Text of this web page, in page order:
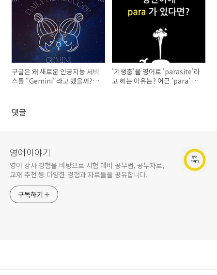
구글은 왜 새로운 인공지능 서비
스를 "Gemini"라고 했을까? -
'기생충'을 영어로 'parasite'라
고 하는 이유는? 어근 'para' 영
댓글
영어이야기
영어 강사 경험을 바탕으로 시험 대비 공부법, 공부자료,
교재 추천 등 다양한 경험과 자료들을 공유합니다.
구독하기